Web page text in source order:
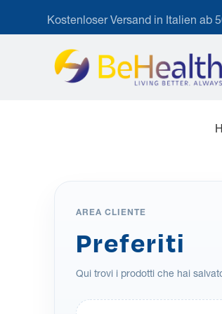
Kostenloser Versand in Italien ab
AREA CLIENTE
Preferiti
Qui trovi i prodotti che hai